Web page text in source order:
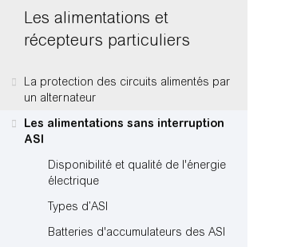
Les alimentations et
récepteurs particuliers
La protection des circuits alimentés par
un alternateur
Les alimentations sans interruption
ASI
Disponibilité et qualité de l'énergie
électrique
Types d’ASI
Batteries d'accumulateurs des ASI